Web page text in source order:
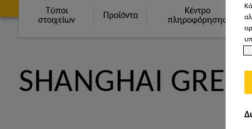
Τύποι
στοιχείων
Προϊόντα
Κέντρο
πληροφόρησης
SHANGHAI